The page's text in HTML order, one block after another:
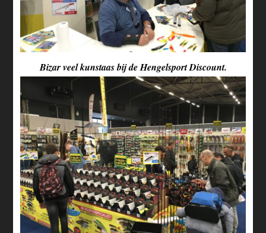
Bizar veel kunstaas bij de Hengelsport Discount.